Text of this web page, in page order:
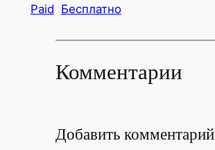
Paid Бесплатно
Комментарии
Добавить комментарий